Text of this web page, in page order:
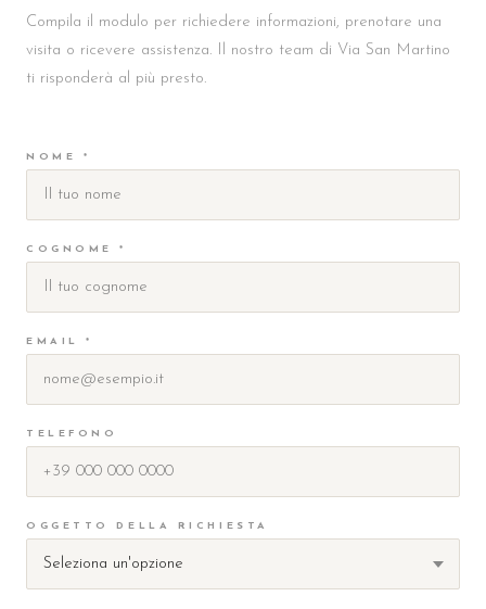
Compila il modulo per richiedere informazioni, prenotare una
visita o ricevere assistenza. Il nostro team di Via San Martino
ti risponderà al più presto.
NOME *
COGNOME *
EMAIL *
TELEFONO
OGGETTO DELLA RICHIESTA